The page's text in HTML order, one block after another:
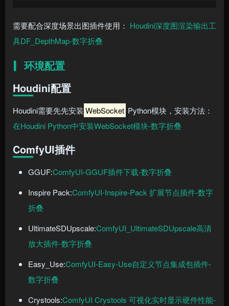
需要配合深度场景出图插件使用： Houdini深度图渲染输出工
具DF_DepthMap-数字折叠
环境配置
Houdini配置
Houdini需要先先安装WebSocket Python模块，安装方法：
在Houdini Python中安装WebSocket模块-数字折叠
ComfyUI插件
GGUF:ComfyUI-GGUF插件下载-数字折叠
Inspire Pack:ComfyUI-Inspire-Pack 扩展节点插件-数字
折叠
UltimateSDUpscale:ComfyUI_UltimateSDUpscale高清
放大插件-数字折叠
Easy_Use:ComfyUI-Easy-Use自定义节点集成包插件-
数字折叠
Crystools:ComfyUI Crystools 可视化实时显示硬件性能-